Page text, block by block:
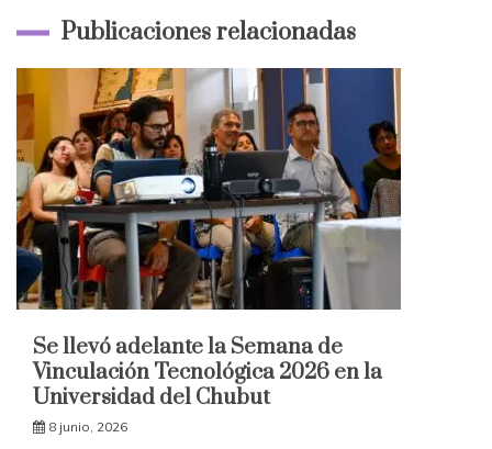
Publicaciones relacionadas
Se llevó adelante la Semana de
Vinculación Tecnológica 2026 en la
Universidad del Chubut
8 junio, 2026